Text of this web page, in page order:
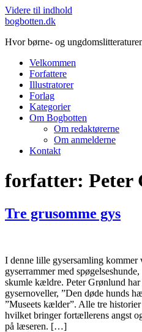
Videre til indhold
bogbotten.dk
Hvor børne- og
Velkommen
Forfattere
Illustratorer
Forlag
Kategorier
Om Bogbotten
Om redaktørerne
Om anmelderne
Kontakt
forfatter: Peter
Tre grusomme gys
I denne lille gysersamling
gyserrammer med
skumle kældre. Peter Grønlund
gysernoveller, ”Den døde hunds
”Museets kælder”. Alle tre
hvilket bringer fortællerens angst
på læseren. […]